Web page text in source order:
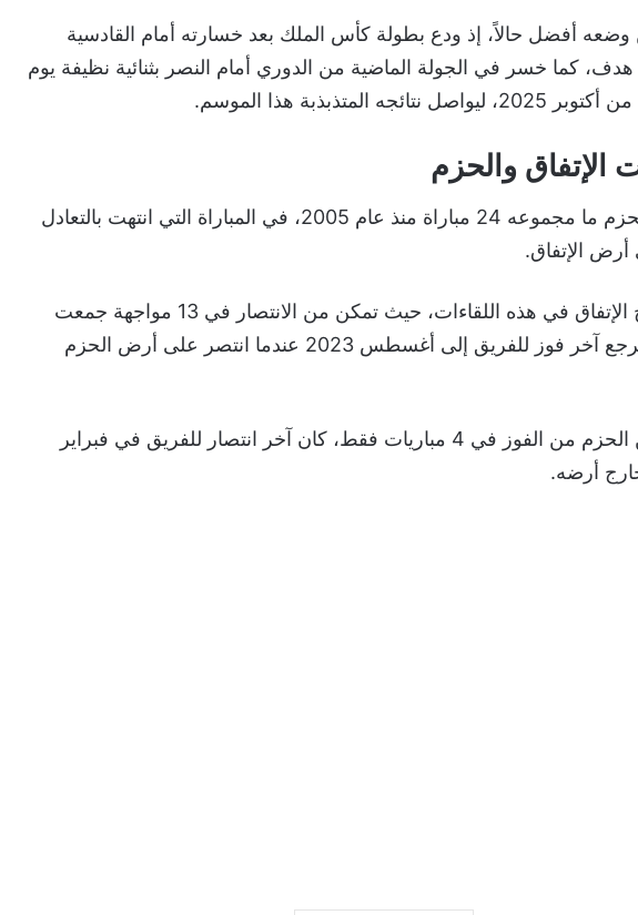
وضعه أفضل حالاً، إذ ودع بطولة كأس الملك بعد خسارته أمام القادسية
هدف، كما خسر في الجولة الماضية من الدوري أمام النصر بثنائية نظيفة يوم
المتذبذبة هذا الموسم.
الإتفاق والحزم
لعب الإتفاق أمام الحزم ما مجموعه 24 مباراة منذ عام 2005، في المباراة التي انتهت بالتعادل
أرض الإتفاق.
ويميل التاريخ لصالح الإتفاق في هذه اللقاءات، حيث تمكن من الانتصار في 13 مواجهة جمعت
بينه وبين نظيرة، ويرجع آخر فوز للفريق إلى أغسطس 2023 عندما انتصر على أرض الحزم
وفي المقابل، تمكن الحزم من الفوز في 4 مباريات فقط، كان آخر انتصار للفريق في فبراير